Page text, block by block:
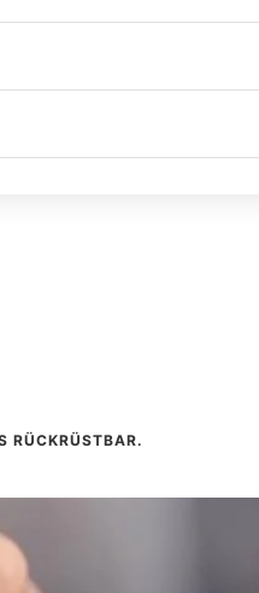
Mittel zur sicheren
– darunter hochwertiges
mit einem passenden
Einzelabnahmen durchführt.
gibt, helfen wir dir
Partnern.
RÜCKRÜSTBAR.